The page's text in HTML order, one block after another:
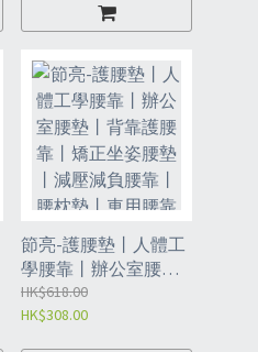
器丨成人護理腳骨可
穿鞋丨 拇外翻分趾器
丨單個腳拇指外翻矯
正器 丨藍色M左丨JDZ
節亮-護腰墊丨人體工
學腰靠丨辦公室腰墊
丨背靠護腰靠丨矯正
坐姿腰墊丨減壓減負
HK$618.00
HK$308.00